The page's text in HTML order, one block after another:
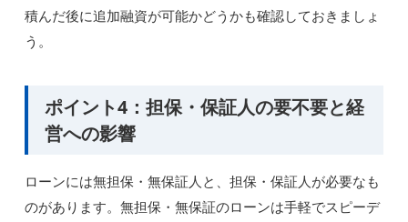
積んだ後に追加融資が可能かどうかも確認しておきましょ
う。
ポイント4：担保・保証人の要不要と経
営への影響
ローンには無担保・無保証人と、担保・保証人が必要なも
のがあります。無担保・無保証のローンは手軽でスピーデ